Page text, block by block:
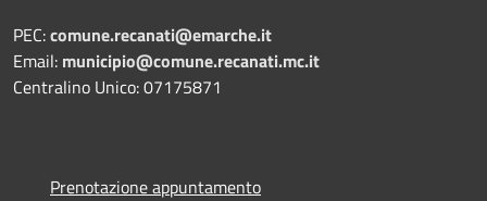
PEC:comune.recanati@emarche.it
Email: municipio@comune.recanati.mc.it
Centralino Unico: 07175871
Prenotazione appuntamento